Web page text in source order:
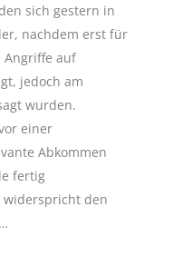
sich gestern in
nachdem erst für
Angriffe auf
jedoch am
wurden.
einer
Abkommen
fertig
den